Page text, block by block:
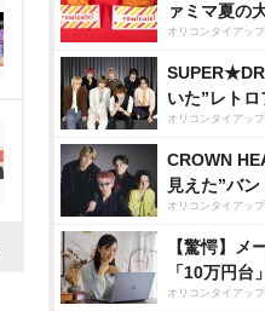
ァミマ夏の
オリコンタイアッ
いた”レト
オリコンタイアッ
CROWN
見えた”バ
オリコンタイアッ
【驚愕】メ
「10万円台
オリコンタイアッ